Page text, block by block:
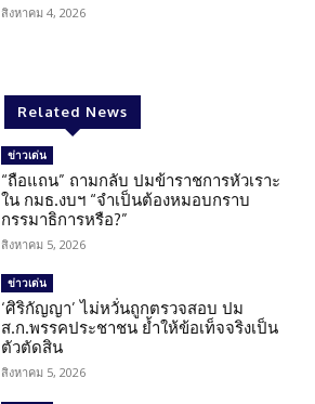
สิงหาคม 4, 2026
Related News
ข่าวเด่น
“ถือแถน” ถามกลับ ปมข้าราชการหัวเราะ
ใน กมธ.งบฯ “จำเป็นต้องหมอบกราบ
กรรมาธิการหรือ?”
สิงหาคม 5, 2026
ข่าวเด่น
‘ศิริกัญญา’ ไม่หวั่นถูกตรวจสอบ ปม
ส.ก.พรรคประชาชน ย้ำให้ข้อเท็จจริงเป็น
ตัวตัดสิน
สิงหาคม 5, 2026